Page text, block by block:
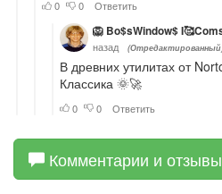
Комментарии и отзывы